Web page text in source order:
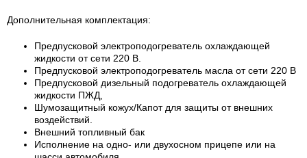
Дополнительная комплектация:
Предпусковой электроподогреватель охлаждающей
жидкости от сети 220 В.
Предпусковой электроподогреватель масла от сети 220 В
Предпусковой дизельный подогреватель охлаждающей
жидкости ПЖД,
Шумозащитный кожух/Капот для защиты от внешних
воздействий.
Внешний топливный бак
Исполнение на одно- или двухосном прицепе или на